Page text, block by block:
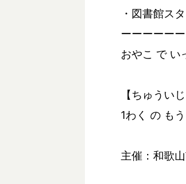
・図書館ス
ーーーーーー
おやこ で い
【ちゅういじ
1わく の も
主催：和歌